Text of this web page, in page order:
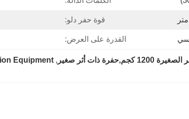
قوة حفر دلو:
القدرة على العرض:
,
Equipment